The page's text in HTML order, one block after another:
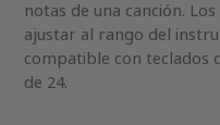
notas de una canción.
ajustar al rango del
compatible con teclados
de 24.